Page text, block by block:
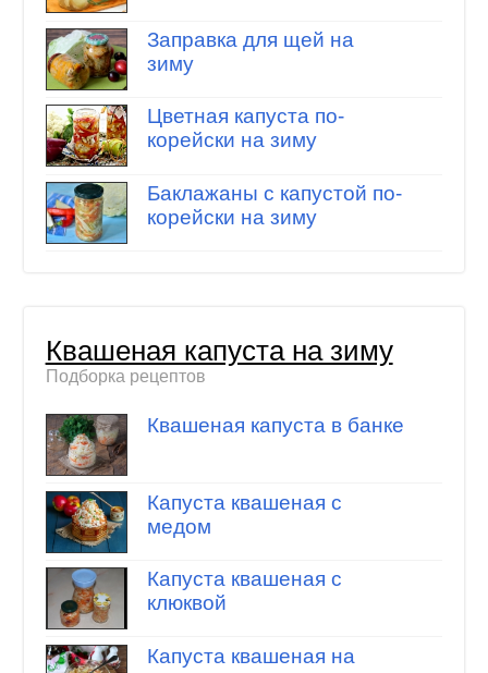
Заправка для щей на
зиму
Цветная капуста по-
корейски на зиму
Баклажаны с капустой по-
корейски на зиму
Квашеная капуста на зиму
Подборка рецептов
Квашеная капуста в банке
Капуста квашеная с
медом
Капуста квашеная с
клюквой
Капуста квашеная на